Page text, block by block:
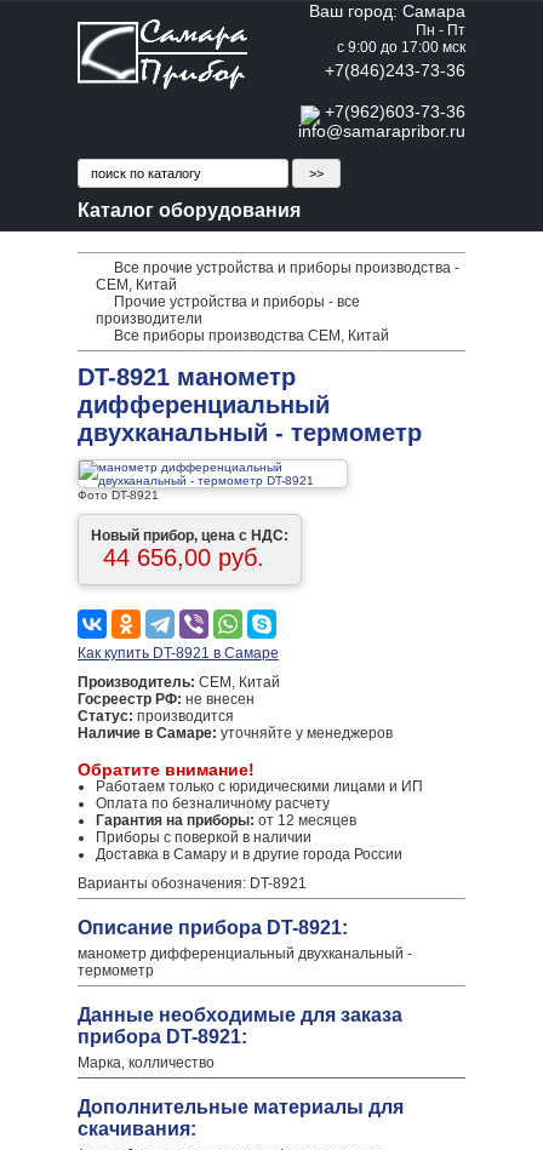
Ваш город: Самара
Пн - Пт
с 9:00 до 17:00 мск
+7(846)243-73-36
+7(962)603-73-36
info@samarapribor.ru
Каталог оборудования
Все прочие устройства и приборы производства -
CEM, Китай
Прочие устройства и приборы - все
производители
Все приборы производства CEM, Китай
DT-8921 манометр
дифференциальный
двухканальный - термометр
Фото DT-8921
Новый прибор, цена с НДС:
44 656,00 руб.
Как купить DT-8921 в Самаре
Производитель: CEM, Китай
Госреестр РФ: не внесен
Статус: производится
Наличие в Самаре: уточняйте у менеджеров
Обратите внимание!
Работаем только с юридическими лицами и ИП
Оплата по безналичному расчету
Гарантия на приборы: от 12 месяцев
Приборы с поверкой в наличии
Доставка в Самару и в другие города России
Варианты обозначения: DT-8921
Описание прибора DT-8921:
манометр дифференциальный двухканальный -
термометр
Данные необходимые для заказа
прибора DT-8921:
Марка, колличество
Дополнительные материалы для
скачивания: